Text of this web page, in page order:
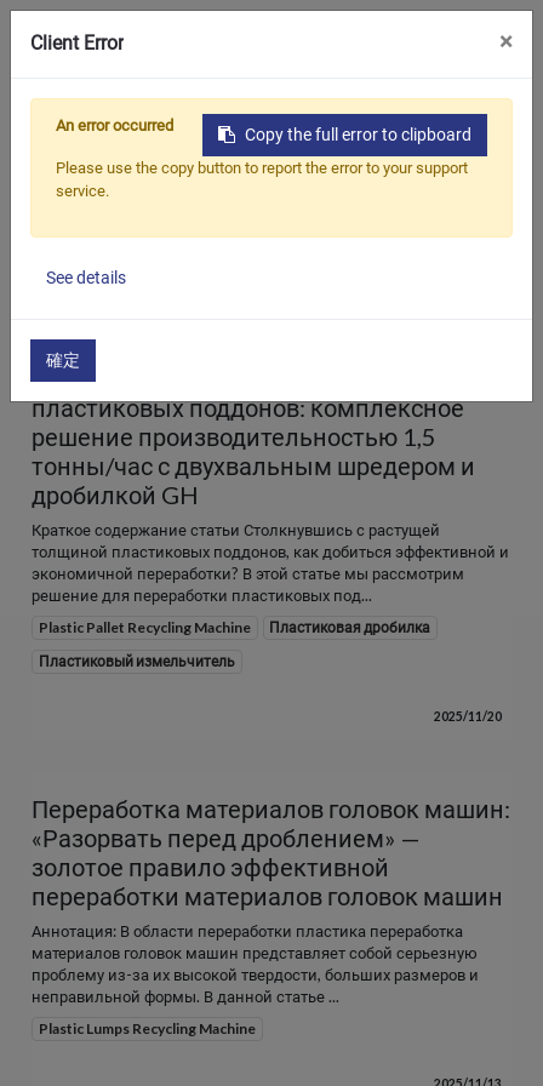
Приложения
О предприятии
Связаться с нами
简体中文 English (US)
Все Новости компании Новости отрасли
Эффективный процесс переработки
пластиковых поддонов: комплексное
решение производительностью 1,5
тонны/час с двухвальным шредером и
дробилкой GH
Краткое содержание статьи Столкнувшись с растущей
толщиной пластиковых поддонов, как добиться эффективной и
экономичной переработки? В этой статье мы рассмотрим
решение для переработки пластиковых под...
Plastic Pallet Recycling Machine
Пластиковая дробилка
Пластиковый измельчитель
2025/11/20
Переработка материалов головок машин:
«Разорвать перед дроблением» —
золотое правило эффективной
переработки материалов головок машин
Аннотация: В области переработки пластика переработка
материалов головок машин представляет собой серьезную
проблему из-за их высокой твердости, больших размеров и
неправильной формы. В данной статье ...
Plastic Lumps Recycling Machine
Client Error ×
Copy the full error to clipboard
An error occurred
Please use the copy button to report the error to your support
service.
See details
確定